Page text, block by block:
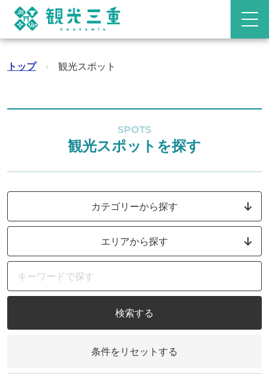
トップ › 観光スポット
SPOTS
観光スポットを探す
カテゴリーから探す
エリアから探す
検索する
条件をリセットする